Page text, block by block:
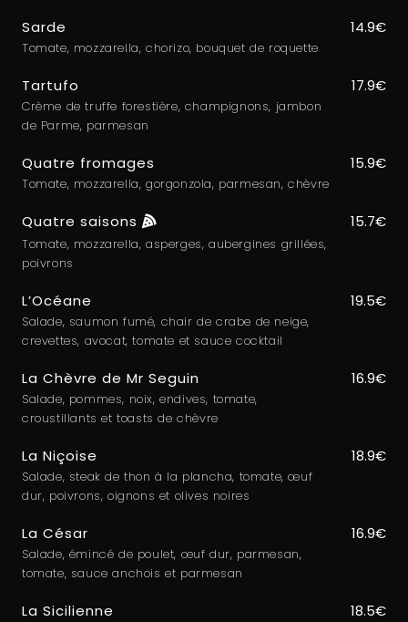
Sarde
Tomate, mozzarella, chorizo, bouquet de roquette
14.9€
Tartufo
Crème de truffe forestière, champignons, jambon
de Parme, parmesan
17.9€
Quatre fromages
Tomate, mozzarella, gorgonzola, parmesan, chèvre
15.9€
Quatre saisons
Tomate, mozzarella, asperges, aubergines grillées,
poivrons
15.7€
L’Océane
Salade, saumon fumé, chair de crabe de neige,
crevettes, avocat, tomate et sauce cocktail
19.5€
La Chèvre de Mr Seguin
Salade, pommes, noix, endives, tomate,
croustillants et toasts de chèvre
16.9€
La Niçoise
Salade, steak de thon à la plancha, tomate, œuf
dur, poivrons, oignons et olives noires
18.9€
La César
Salade, émincé de poulet, œuf dur, parmesan,
tomate, sauce anchois et parmesan
16.9€
La Sicilienne 18.5€